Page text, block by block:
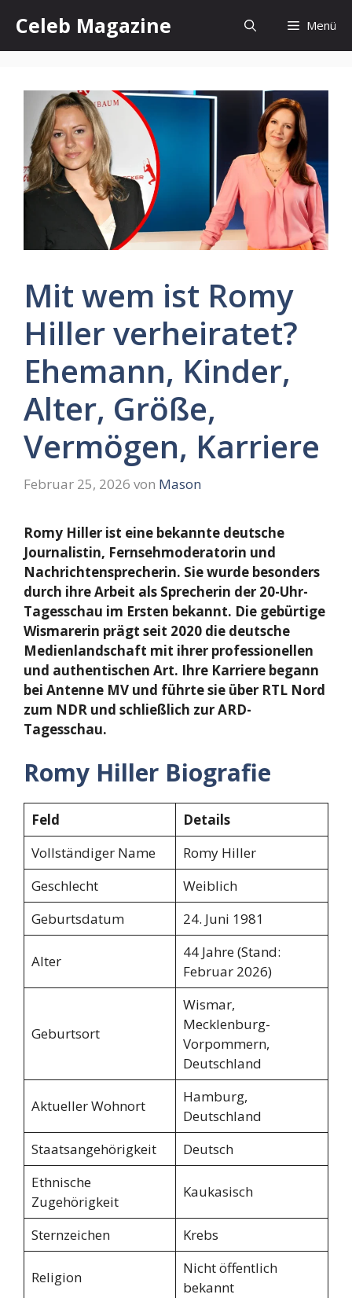
Inhalt
springen
Celeb Magazine Menü
Mit wem ist Romy
Hiller verheiratet?
Ehemann, Kinder,
Alter, Größe,
Vermögen, Karriere
Februar 25, 2026 von Mason
Romy Hiller ist eine bekannte deutsche
Journalistin, Fernsehmoderatorin und
Nachrichtensprecherin. Sie wurde besonders
durch ihre Arbeit als Sprecherin der 20-Uhr-
Tagesschau im Ersten bekannt. Die gebürtige
Wismarerin prägt seit 2020 die deutsche
Medienlandschaft mit ihrer professionellen
und authentischen Art. Ihre Karriere begann
bei Antenne MV und führte sie über RTL Nord
zum NDR und schließlich zur ARD-
Tagesschau.
Romy Hiller Biografie
Feld
Details
Vollständiger Name
Romy Hiller
Geschlecht
Weiblich
Geburtsdatum
24. Juni 1981
Alter
44 Jahre (Stand:
Februar 2026)
Geburtsort
Wismar,
Mecklenburg-
Vorpommern,
Deutschland
Aktueller Wohnort
Hamburg,
Deutschland
Staatsangehörigkeit
Deutsch
Ethnische
Zugehörigkeit
Kaukasisch
Sternzeichen Krebs
Religion
Nicht öffentlich
bekannt